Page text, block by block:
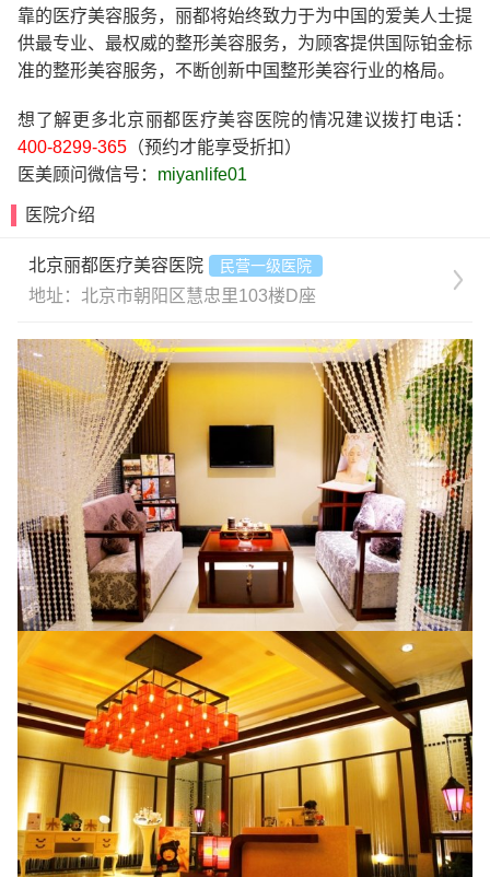
靠的医疗美容服务，丽都将始终致力于为中国的爱美人士提
供最专业、最权威的整形美容服务，为顾客提供国际铂金标
准的整形美容服务，不断创新中国整形美容行业的格局。
想了解更多北京丽都医疗美容医院的情况建议拨打电话：
400-8299-365 （预约才能享受折扣）
医美顾问微信号： miyanlife01
医院介绍
北京丽都医疗美容医院 民营一级医院
地址：北京市朝阳区慧忠里103楼D座